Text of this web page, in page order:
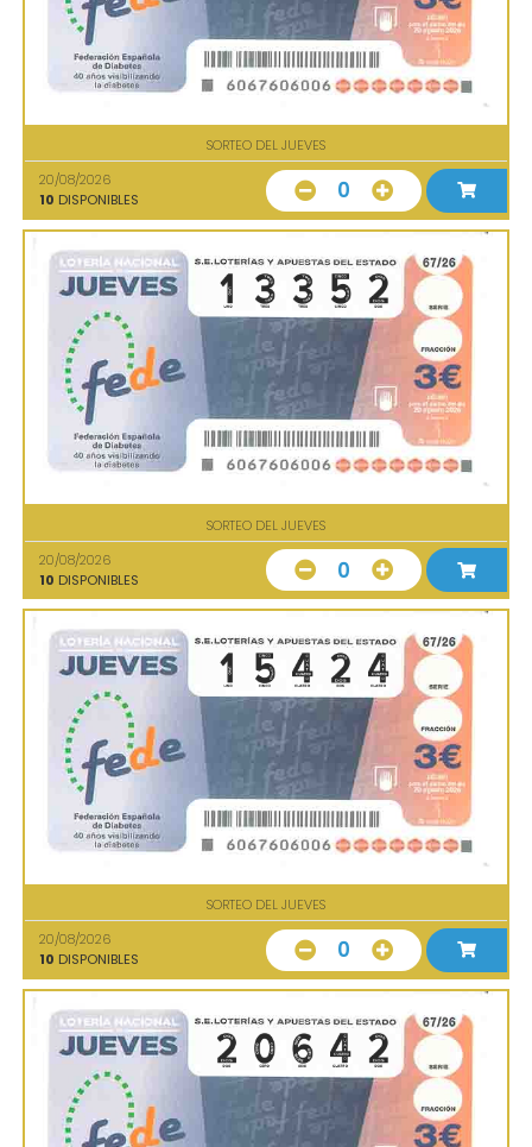
SORTEO DEL JUEVES
20/08/2026
10 DISPONIBLES 0
SORTEO DEL JUEVES
20/08/2026
10 DISPONIBLES 0
SORTEO DEL JUEVES
20/08/2026
10 DISPONIBLES 0